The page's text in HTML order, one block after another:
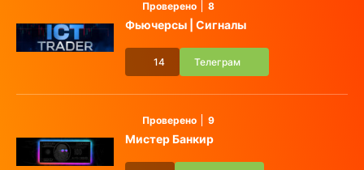
Проверено 8
Фьючерсы | Сигналы
14 Телеграм
Проверено 9
Мистер Банкир